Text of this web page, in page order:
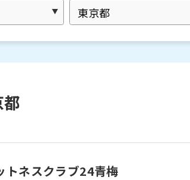
都
トネスクラブ24青梅